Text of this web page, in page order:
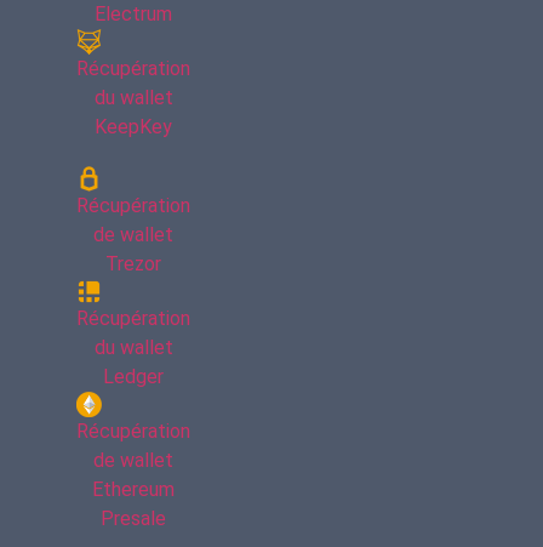
Electrum
Récupération
du wallet
KeepKey
Récupération
de wallet
Trezor
Récupération
du wallet
Ledger
Récupération
de wallet
Ethereum
Presale